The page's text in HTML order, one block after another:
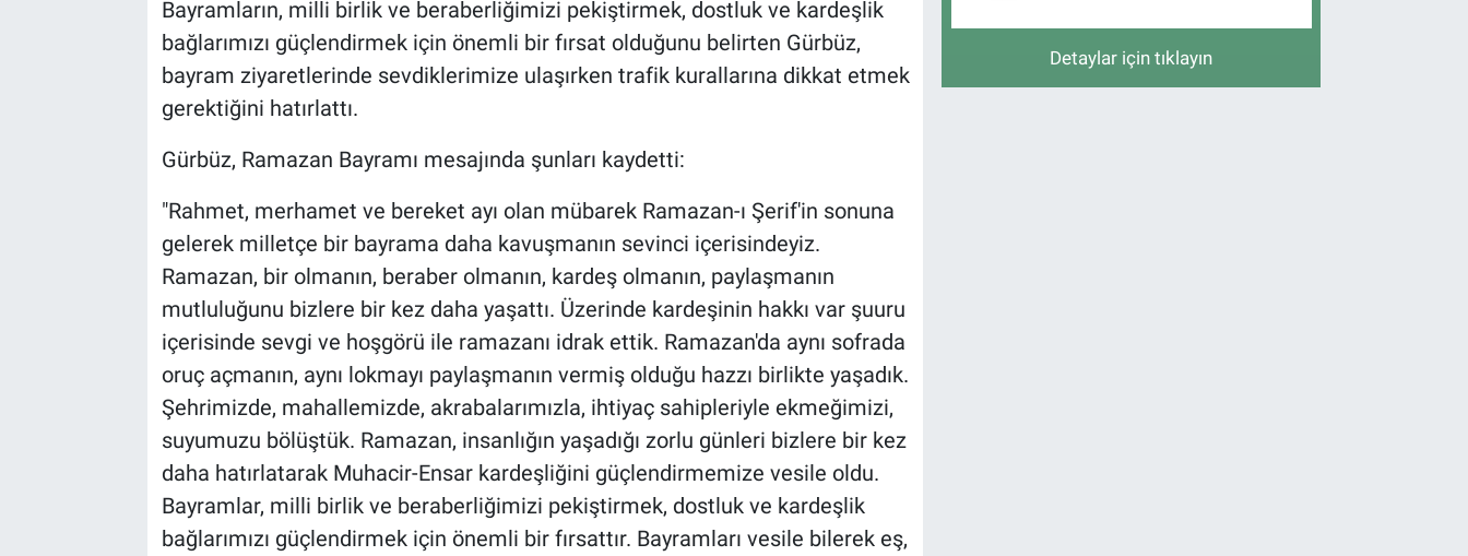
Bayramların, milli birlik ve beraberliğimizi pekiştirmek, dostluk ve kardeşlik
bağlarımızı güçlendirmek için önemli bir fırsat olduğunu belirten Gürbüz,
bayram ziyaretlerinde sevdiklerimize ulaşırken trafik kurallarına dikkat etmek
gerektiğini hatırlattı.
Gürbüz, Ramazan Bayramı mesajında şunları kaydetti:
"Rahmet, merhamet ve bereket ayı olan mübarek Ramazan-ı Şerif'in sonuna
gelerek milletçe bir bayrama daha kavuşmanın sevinci içerisindeyiz.
Ramazan, bir olmanın, beraber olmanın, kardeş olmanın, paylaşmanın
mutluluğunu bizlere bir kez daha yaşattı. Üzerinde kardeşinin hakkı var şuuru
içerisinde sevgi ve hoşgörü ile ramazanı idrak ettik. Ramazan'da aynı sofrada
oruç açmanın, aynı lokmayı paylaşmanın vermiş olduğu hazzı birlikte yaşadık.
Şehrimizde, mahallemizde, akrabalarımızla, ihtiyaç sahipleriyle ekmeğimizi,
suyumuzu bölüştük. Ramazan, insanlığın yaşadığı zorlu günleri bizlere bir kez
daha hatırlatarak Muhacir-Ensar kardeşliğini güçlendirmemize vesile oldu.
Bayramlar, milli birlik ve beraberliğimizi pekiştirmek, dostluk ve kardeşlik
bağlarımızı güçlendirmek için önemli bir fırsattır. Bayramları vesile bilerek eş,
Detaylar için tıklayın